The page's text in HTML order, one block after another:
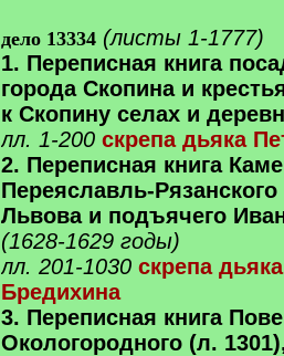
дело 13334 (листы 1-1777)
1. Переписная книга
города Скопина и
к Скопину селах и
лл. 1-200 скрепа дьяка
2. Переписная книга
Переяславль-
Львова и подъячего
(1628-1629 годы)
лл. 201-1030 скрепа
Бредихина
3. Переписная книга
Окологородного (л.